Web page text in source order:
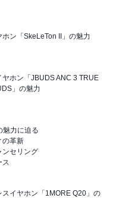
ン「SkeLeTon II」の魅力
ホン「JBUDS ANC 3 TRUE
」の魅力
魅力に迫る
の革新
ンセリング
ス
イヤホン「1MORE Q20」の